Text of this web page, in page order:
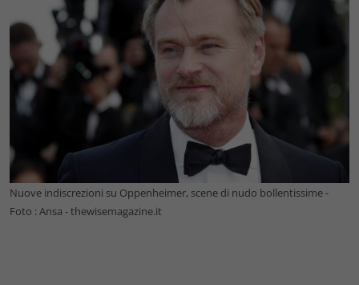
Nuove indiscrezioni su Oppenheimer, scene di nudo bollentissime -
Foto : Ansa - thewisemagazine.it